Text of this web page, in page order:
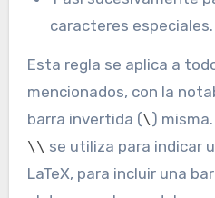
caracteres especiales.
Esta regla se aplica a
mencionados, con la
barra invertida (\)
\\ se utiliza para indicar
LaTeX, para incluir una